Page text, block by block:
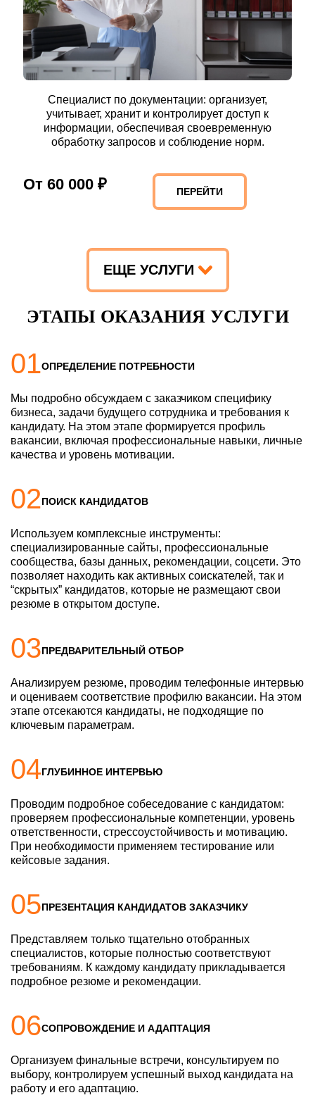
Специалист по документации: организует,
учитывает, хранит и контролирует доступ к
информации, обеспечивая своевременную
обработку запросов и соблюдение норм.
От 60 000 ₽ ПЕРЕЙТИ
ЕЩЕ УСЛУГИ
ЭТАПЫ ОКАЗАНИЯ УСЛУГИ
01ОПРЕДЕЛЕНИЕ ПОТРЕБНОСТИ
Мы подробно обсуждаем с заказчиком специфику
бизнеса, задачи будущего сотрудника и требования к
кандидату. На этом этапе формируется профиль
вакансии, включая профессиональные навыки, личные
качества и уровень мотивации.
02ПОИСК КАНДИДАТОВ
Используем комплексные инструменты:
специализированные сайты, профессиональные
сообщества, базы данных, рекомендации, соцсети. Это
позволяет находить как активных соискателей, так и
“скрытых” кандидатов, которые не размещают свои
резюме в открытом доступе.
03ПРЕДВАРИТЕЛЬНЫЙ ОТБОР
Анализируем резюме, проводим телефонные интервью
и оцениваем соответствие профилю вакансии. На этом
этапе отсекаются кандидаты, не подходящие по
ключевым параметрам.
04ГЛУБИННОЕ ИНТЕРВЬЮ
Проводим подробное собеседование с кандидатом:
проверяем профессиональные компетенции, уровень
ответственности, стрессоустойчивость и мотивацию.
При необходимости применяем тестирование или
кейсовые задания.
05ПРЕЗЕНТАЦИЯ КАНДИДАТОВ ЗАКАЗЧИКУ
Представляем только тщательно отобранных
специалистов, которые полностью соответствуют
требованиям. К каждому кандидату прикладывается
подробное резюме и рекомендации.
06СОПРОВОЖДЕНИЕ И АДАПТАЦИЯ
Организуем финальные встречи, консультируем по
выбору, контролируем успешный выход кандидата на
работу и его адаптацию.
Ваше имя:
Ваш телефон:
Заказать звонок
Ваше имя:
Заявка на обслуживание
Ваше имя:
Задайте свой вопрос